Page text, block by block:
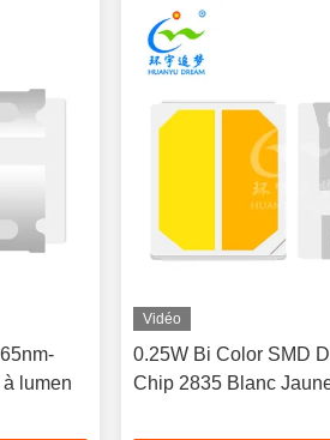
lumen
Vidéo
0.25W Bi Color SMD
Chip 2835 Blanc